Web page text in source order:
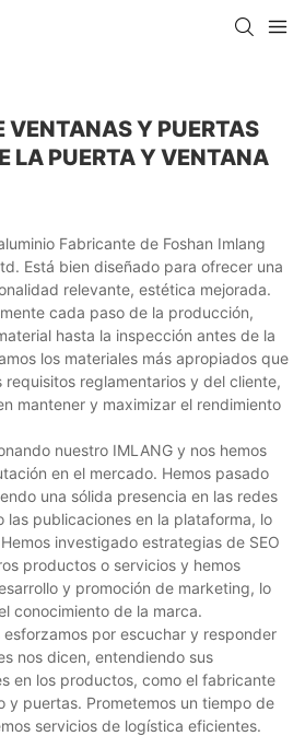
VENTANAS Y PUERTAS
LA PUERTA Y VENTANA
Fabricante de Foshan Imlang
Está bien diseñado para ofrecer una
relevante, estética mejorada.
cada paso de la producción,
hasta la inspección antes de la
los materiales más apropiados que
requisitos reglamentarios y del cliente,
mantener y maximizar el rendimiento
nuestro IMLANG y nos hemos
en el mercado. Hemos pasado
una sólida presencia en las redes
las publicaciones en la plataforma, lo
investigado estrategias de SEO
productos o servicios y hemos
y promoción de marketing, lo
conocimiento de la marca.
por escuchar y responder
nos dicen, entendiendo sus
en los productos, como el fabricante
y puertas. Prometemos un tiempo de
servicios de logística eficientes.